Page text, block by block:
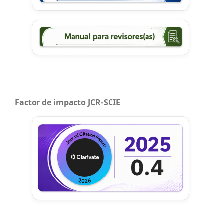
Factor de impacto JCR-SCIE